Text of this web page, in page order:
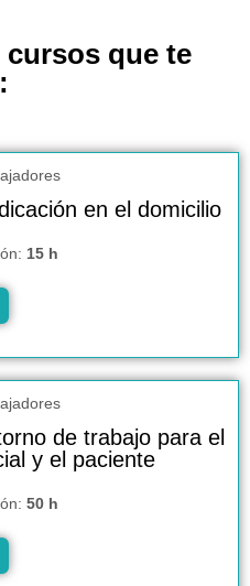
que te
en el domicilio
15 h
de trabajo para el
y el paciente
50 h